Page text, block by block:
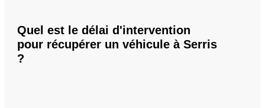
Quel est le délai d'intervention
pour récupérer un véhicule à Serris
?